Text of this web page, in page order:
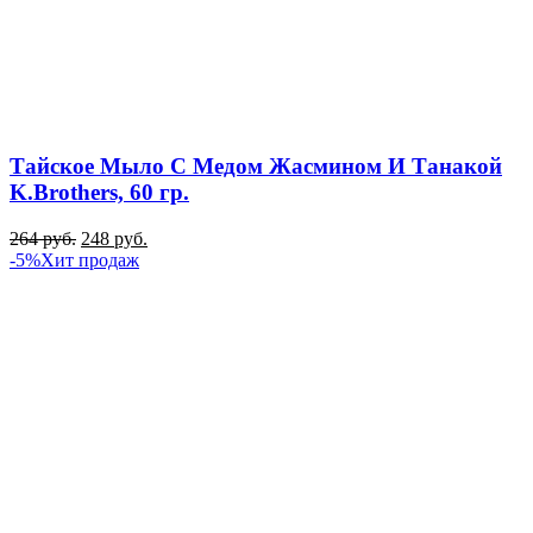
Тайское Мыло С Медом Жасмином И Танакой
K.Brothers, 60 гр.
264руб. 248 руб.
-5%Хит продаж